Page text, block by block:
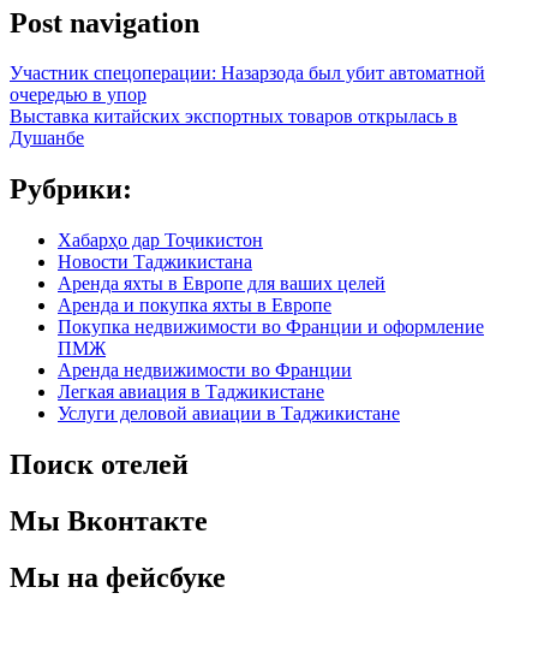
Post navigation
Участник спецоперации: Назарзода был убит автоматной
очередью в упор
Выставка китайских экспортных товаров открылась в
Душанбе
Рубрики:
Хабарҳо дар Тоҷикистон
Новости Таджикистана
Аренда яхты в Европе для ваших целей
Аренда и покупка яхты в Европе
Покупка недвижимости во Франции и оформление
ПМЖ
Аренда недвижимости во Франции
Легкая авиация в Таджикистане
Услуги деловой авиации в Таджикистане
Поиск отелей
Мы Вконтакте
Мы на фейсбуке